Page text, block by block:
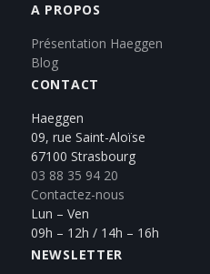
A PROPOS
Présentation Haeggen
Blog
CONTACT
Haeggen
09, rue Saint-Aloïse
67100 Strasbourg
03 88 35 94 20
Contactez-nous
Lun – Ven
09h – 12h / 14h – 16h
NEWSLETTER